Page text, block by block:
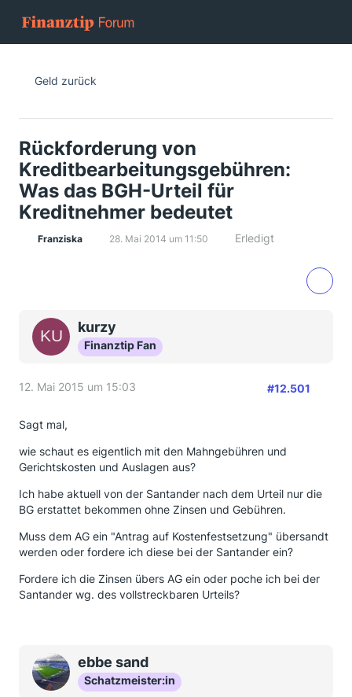
Geld zurück
Rückforderung von
Kreditbearbeitungsgebühren:
Was das BGH-Urteil für
Kreditnehmer bedeutet
Franziska 28. Mai 2014 um 11:50 Erledigt
kurzy
Finanztip Fan
12. Mai 2015 um 15:03 #12.501
Sagt mal,
wie schaut es eigentlich mit den Mahngebühren und
Gerichtskosten und Auslagen aus?
Ich habe aktuell von der Santander nach dem Urteil nur die
BG erstattet bekommen ohne Zinsen und Gebühren.
Muss dem AG ein "Antrag auf Kostenfestsetzung" übersandt
werden oder fordere ich diese bei der Santander ein?
Fordere ich die Zinsen übers AG ein oder poche ich bei der
Santander wg. des vollstreckbaren Urteils?
ebbe sand
Schatzmeister:in